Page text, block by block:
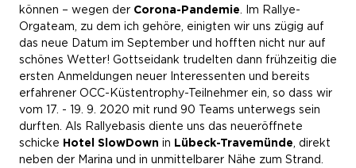
können – wegen der Corona-Pandemie . Im Rallye-
Orgateam, zu dem ich gehöre, einigten wir uns zügig auf
das neue Datum im September und hofften nicht nur auf
schönes Wetter! Gottseidank trudelten dann frühzeitig die
ersten Anmeldungen neuer Interessenten und bereits
erfahrener OCC-Küstentrophy-Teilnehmer ein, so dass wir
vom 17. - 19. 9. 2020 mit rund 90 Teams unterwegs sein
durften. Als Rallyebasis diente uns das neueröffnete
schicke Hotel SlowDown in Lübeck-Travemünde , direkt
neben der Marina und in unmittelbarer Nähe zum Strand.